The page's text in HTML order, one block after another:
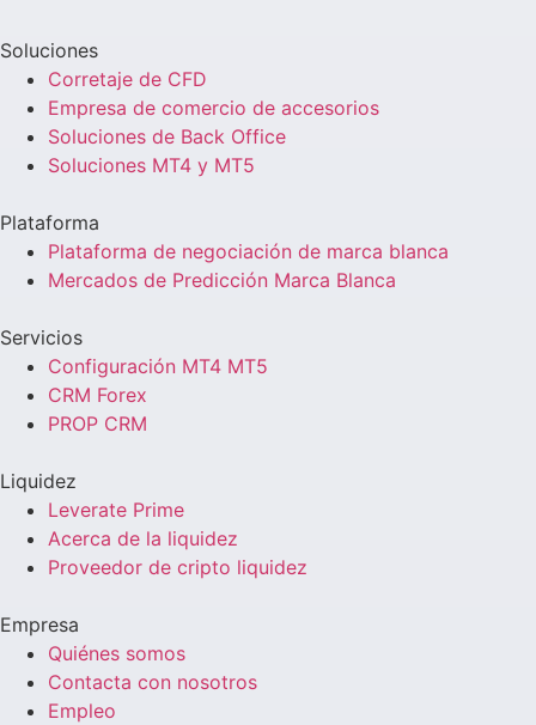
Soluciones
Corretaje de CFD
Empresa de comercio de accesorios
Soluciones de Back Office
Soluciones MT4 y MT5
Plataforma
Plataforma de negociación de marca blanca
Mercados de Predicción Marca Blanca
Servicios
Configuración MT4 MT5
CRM Forex
PROP CRM
Liquidez
Leverate Prime
Acerca de la liquidez
Proveedor de cripto liquidez
Empresa
Quiénes somos
Contacta con nosotros
Empleo